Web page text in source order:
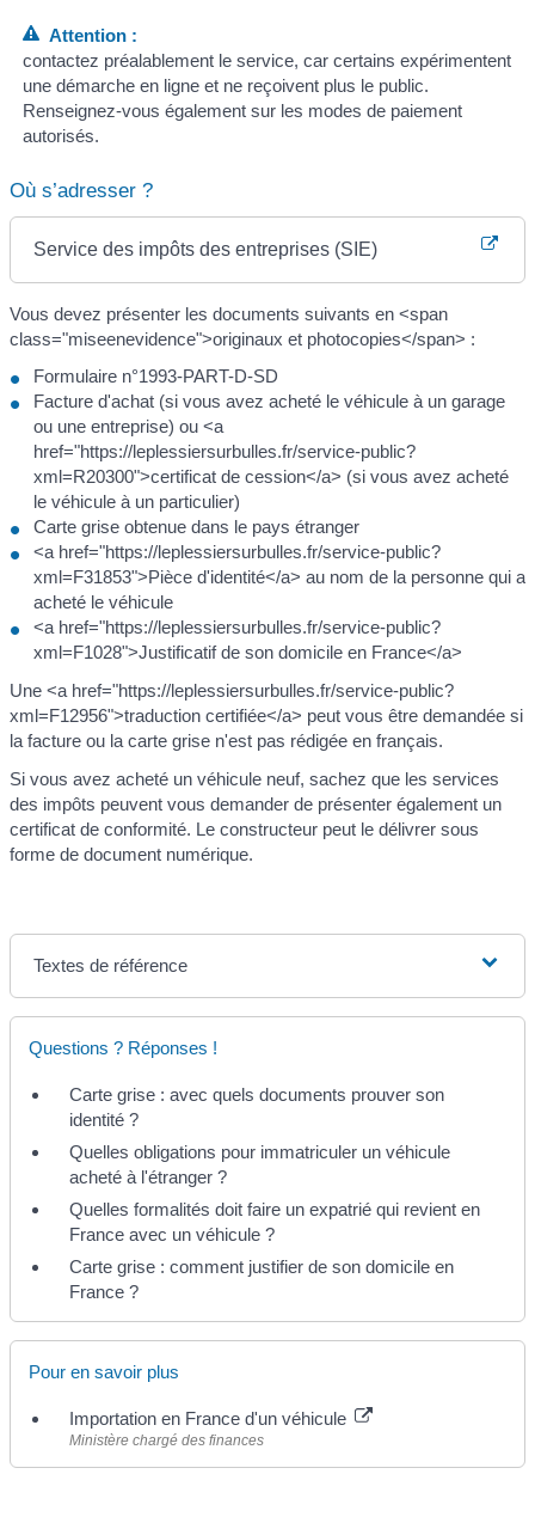
Attention :
contactez préalablement le service, car certains expérimentent
une démarche en ligne et ne reçoivent plus le public.
Renseignez-vous également sur les modes de paiement
autorisés.
Où s’adresser ?
Service des impôts des entreprises (SIE)
Vous devez présenter les documents suivants en <span
class="miseenevidence">originaux et photocopies</span> :
Formulaire n°1993-PART-D-SD
Facture d'achat (si vous avez acheté le véhicule à un garage
ou une entreprise) ou <a
href="https://leplessiersurbulles.fr/service-public?
xml=R20300">certificat de cession</a> (si vous avez acheté
le véhicule à un particulier)
Carte grise obtenue dans le pays étranger
<a href="https://leplessiersurbulles.fr/service-public?
xml=F31853">Pièce d'identité</a> au nom de la personne qui a
acheté le véhicule
<a href="https://leplessiersurbulles.fr/service-public?
xml=F1028">Justificatif de son domicile en France</a>
Une <a href="https://leplessiersurbulles.fr/service-public?
xml=F12956">traduction certifiée</a> peut vous être demandée si
la facture ou la carte grise n'est pas rédigée en français.
Si vous avez acheté un véhicule neuf, sachez que les services
des impôts peuvent vous demander de présenter également un
certificat de conformité. Le constructeur peut le délivrer sous
forme de document numérique.
Textes de référence
Questions ? Réponses !
Carte grise : avec quels documents prouver son
identité ?
Quelles obligations pour immatriculer un véhicule
acheté à l'étranger ?
Quelles formalités doit faire un expatrié qui revient en
France avec un véhicule ?
Carte grise : comment justifier de son domicile en
France ?
Pour en savoir plus
Importation en France d'un véhicule
Ministère chargé des finances